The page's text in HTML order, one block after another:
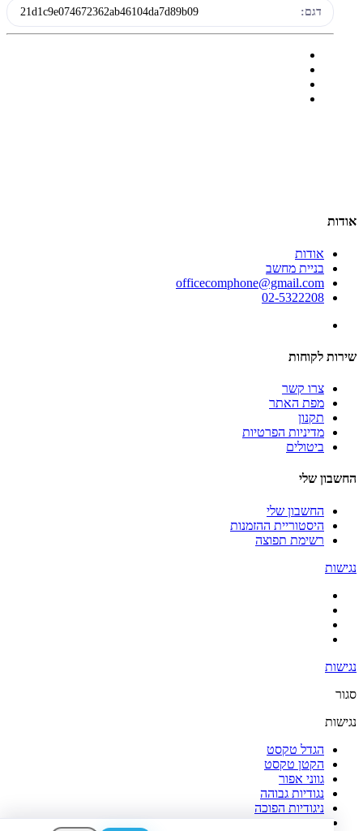
דגם: 21d1c9e074672362ab46104da7d89b09
אודות
אודות
בניית מחשב
officecomphone@gmail.com
02-5322208
שירות לקוחות
צרו קשר
מפת האתר
תקנון
מדיניות הפרטיות
ביטולים
החשבון שלי
החשבון שלי
היסטוריית ההזמנות
רשימת תפוצה
נגישות
נגישות
סגור
נגישות
הגדל טקסט
הקטן טקסט
גווני אפור
נגודיות גבוהה
ניגודיות הפוכה
רקע בהיר